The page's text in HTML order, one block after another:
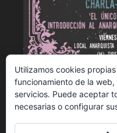
ELAM -
propiedad
Utilizamos cookies
funcionamiento de la
servicios. Puede aceptar
necesarias o configurar